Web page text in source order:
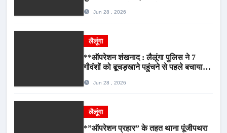
Jun 28 , 2026
लैलूंगा
**ऑपरेशन शंखनाद : लैलूंगा पुलिस ने 7
गौवंशों को बूचड़खाने पहुंचने से पहले बचाया,
Jun 28 , 2026
लैलूंगा
*”ऑपरेशन प्रहार” के तहत थाना पूंजीपथरा